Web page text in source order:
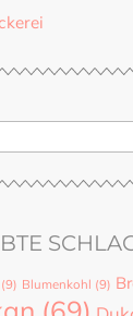
(9) Blumenkohl (9)